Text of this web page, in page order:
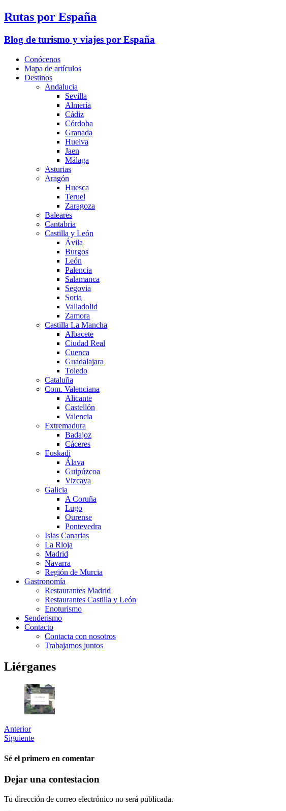
Rutas por España
Blog de turismo y viajes por España
Conócenos
Mapa de artículos
Destinos
Andalucia
Sevilla
Almería
Cádiz
Córdoba
Granada
Huelva
Jaen
Málaga
Asturias
Aragón
Huesca
Teruel
Zaragoza
Baleares
Cantabria
Castilla y León
Ávila
Burgos
León
Palencia
Salamanca
Segovia
Soria
Valladolid
Zamora
Castilla La Mancha
Albacete
Ciudad Real
Cuenca
Guadalajara
Toledo
Cataluña
Com. Valenciana
Alicante
Castellón
Valencia
Extremadura
Badajoz
Cáceres
Euskadi
Álava
Guipúzcoa
Vizcaya
Galicia
A Coruña
Lugo
Ourense
Pontevedra
Islas Canarias
La Rioja
Madrid
Navarra
Región de Murcia
Gastronomía
Restaurantes Madrid
Restaurantes Castilla y León
Enoturismo
Senderismo
Contacto
Contacta con nosotros
Trabajamos juntos
Liérganes
Anterior
Siguiente
Sé el primero en comentar
Dejar una contestacion
Tu dirección de correo electrónico no será publicada.